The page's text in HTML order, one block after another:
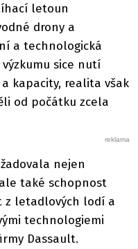
letoun
drony a
a technologická
sice nutí
kapacity, realita však
od počátku zcela
nejen
také schopnost
z letadlových lodí a
technologiemi
Dassault.